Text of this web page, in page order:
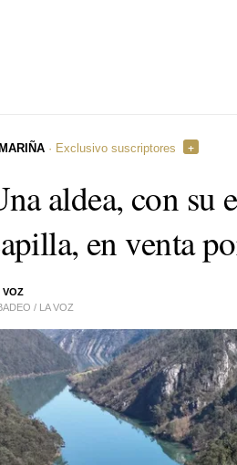
aldea, con su
en venta
VOZ
/ LA VOZ
· Exclusivo suscriptores